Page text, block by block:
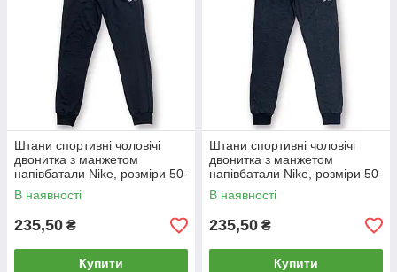
Штани спортивні чоловічі
двонитка з манжетом
напівбатали Nike, розміри 50-
58, чорні, 2201
В наявності
235,50 ₴
Купити
Штани спортивні чоловічі
двонитка з манжетом
напівбатали Nike, розміри 50-
58, темно-сірі, 2201
В наявності
235,50 ₴
Купити